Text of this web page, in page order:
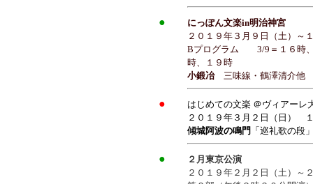
●
にっぽん文楽in明治神宮
２０１９年３月９日（土）～
Bプログラム 3/9＝１６時、
時、１９時
小鍛冶三味線・鶴澤清介他
● はじめての文楽 ＠ヴィアーレ
２０１９年３月２日（日）
傾城阿波の鳴門 「巡礼歌の
●
２月東京公演
２０１９年２月２日（土）～